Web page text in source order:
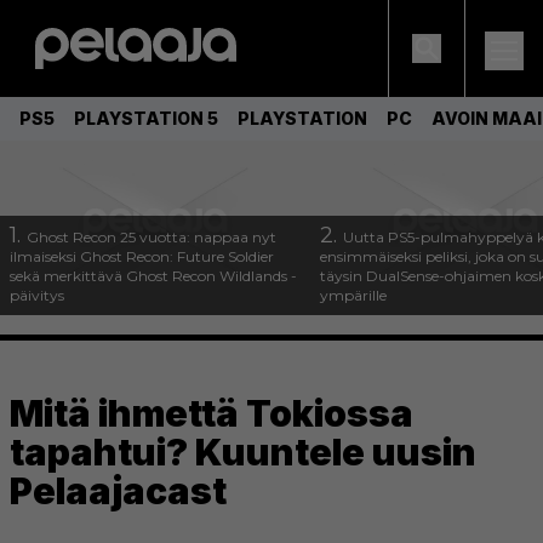
PS5 PLAYSTATION 5 PLAYSTATION PC AVOIN
1. Ghost Recon 25 vuotta: nappaa nyt
ilmaiseksi Ghost Recon: Future Soldier
sekä merkittävä Ghost Recon Wildlands -
päivitys
2. Uutta PS5-pulmahyppelyä
ensimmäiseksi peliksi, joka on
täysin DualSense-ohjaimen
ympärille
Mitä ihmettä Tokiossa
tapahtui? Kuuntele uusin
Pelaajacast